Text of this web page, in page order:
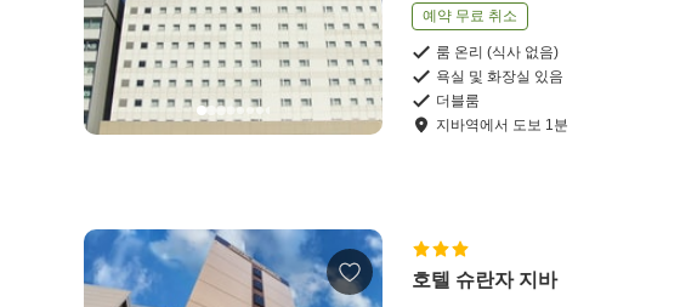
예약 무료 취소
룸 온리 (식사 없음)
욕실 및 화장실 있음
더블룸
지바역에서 도보 1분
호텔 슈란자 지바